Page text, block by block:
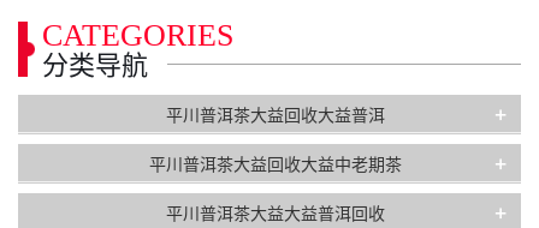
CATEGORIES
分类导航
平川普洱茶大益回收大益普洱 +
平川普洱茶大益回收大益中老期茶 +
平川普洱茶大益大益普洱回收 +